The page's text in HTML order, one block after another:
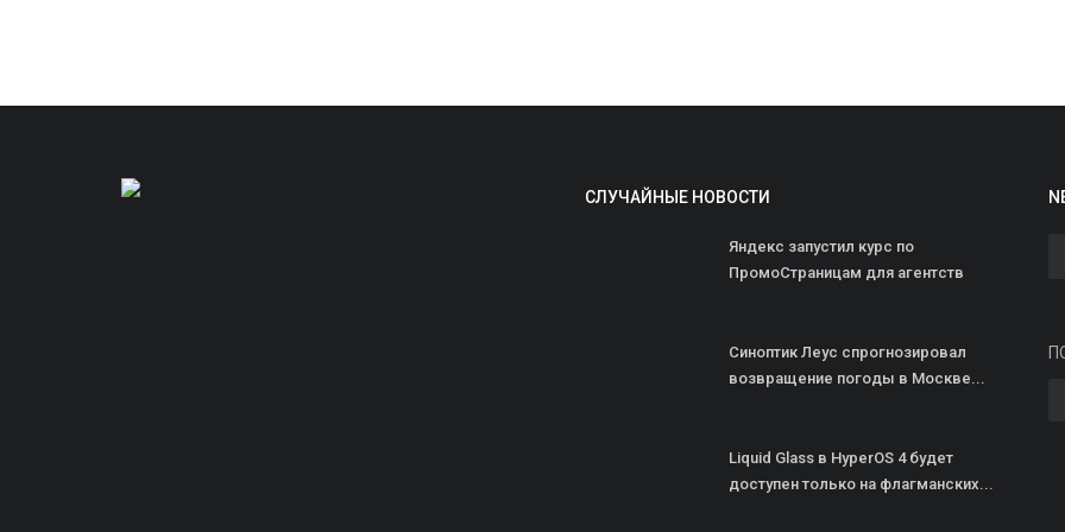
СЛУЧАЙНЫЕ НОВОСТИ
Яндекс запустил курс по
ПромоСтраницам для агентств
Синоптик Леус спрогнозировал
возвращение погоды в Москве...
Liquid Glass в HyperOS 4 будет
доступен только на флагманских...